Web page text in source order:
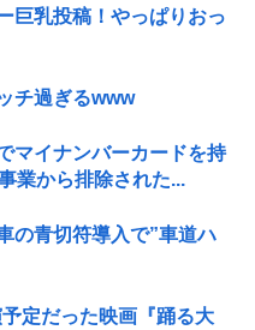
巨乳投稿！やっぱりおっ
チ過ぎるwww
マイナンバーカードを持
業から排除された...
の青切符導入で”車道ハ
定だった映画『踊る大